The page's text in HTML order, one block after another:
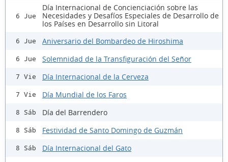
6 Jue
Día Internacional de Concienciación sobre las
Necesidades y Desafíos Especiales de Desarrollo de
los Países en Desarrollo sin Litoral
6 Jue Aniversario del Bombardeo de Hiroshima
6 Jue Solemnidad de la Transfiguración del Señor
7 Vie Día Internacional de la Cerveza
7 Vie Día Mundial de los Faros
8 Sáb Día del Barrendero
8 Sáb Festividad de Santo Domingo de Guzmán
8 Sáb
Día Internacional del Gato